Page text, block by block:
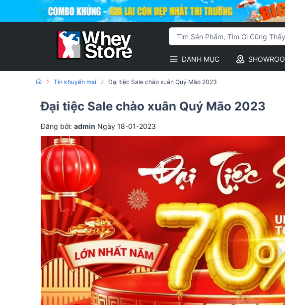
DANH MỤC
Tin khuyến mại Đại tiệc Sale chào xuân Quý Mão 2023
Đại tiệc Sale chào xuân Quý Mão 2023
Đăng bởi: admin Ngày 18-01-2023